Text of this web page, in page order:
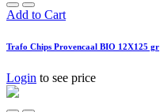
Add to Cart
Trafo Chips Provencaal BIO 12X125 gr
Login to see price